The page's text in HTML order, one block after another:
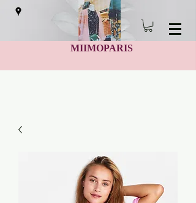
MIIMOPARIS